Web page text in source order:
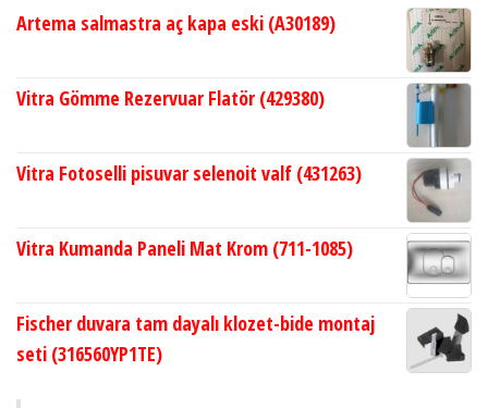
Artema salmastra aç kapa eski (A30189)
Vitra Gömme Rezervuar Flatör (429380)
Vitra Fotoselli pisuvar selenoit valf (431263)
Vitra Kumanda Paneli Mat Krom (711-1085)
Fischer duvara tam dayalı klozet-bide montaj
seti (316560YP1TE)